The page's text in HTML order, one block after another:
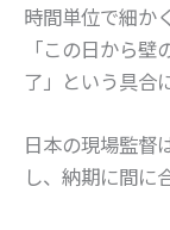
時間単位で細か
「この日から
了」という具合
日本の現場監督
し、納期に間に